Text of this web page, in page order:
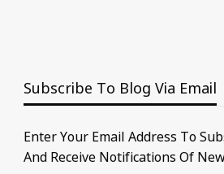
Subscribe To Blog Via Email
Enter Your Email Address To
And Receive Notifications Of